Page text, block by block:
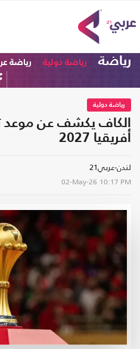
رياضة رياضة دولية رياضة
رياضة دولية
الكاف يكشف عن
أفريقيا 2027
لندن-عربي21
02-May-26 10:17 PM